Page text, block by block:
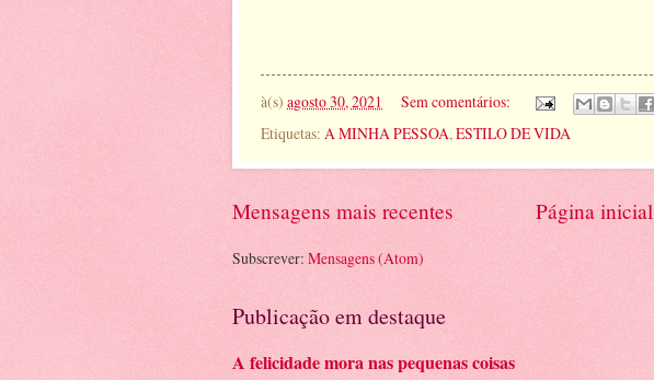
à(s) agosto 30, 2021
Sem comentários:
Etiquetas: A MINHA PESSOA,ESTILO DE VIDA
Mensagens mais recentes Página inicial
Subscrever: Mensagens (Atom)
Publicação em destaque
A felicidade mora nas pequenas coisas